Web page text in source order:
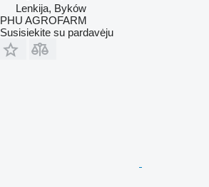
Lenkija, Byków
PHU AGROFARM
Susisiekite su pardavėju